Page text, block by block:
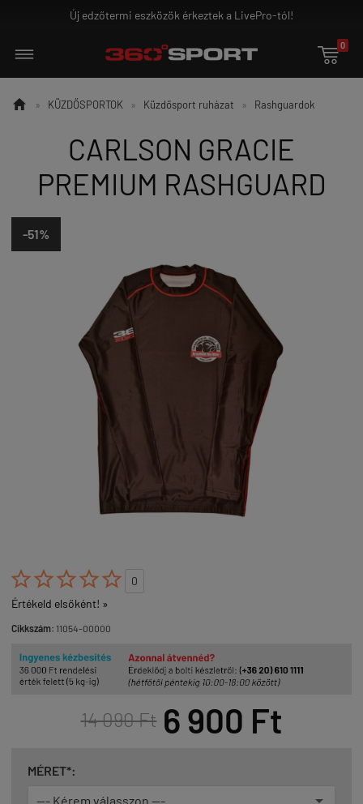
Új edzőtermi eszközök érkeztek a LivePro-tól!

0
 » KÜZDŐSPORTOK » Küzdősport ruházat » Rashguardok
CARLSON GRACIE
PREMIUM RASHGUARD
-51%

0
Értékeld elsőként! »
Cikkszám: 11054-00000
14 090 Ft 6 900 Ft
MÉRET*: